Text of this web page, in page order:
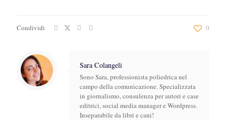
Condividi 0
Sara Colangeli
Sono Sara, professionista poliedrica nel
campo della comunicazione. Specializzata
in giornalismo, consulenza per autori e case
editrici, social media manager e Wordpress.
Inseparabile da libri e cani!